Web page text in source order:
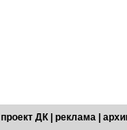
проект ДК реклама